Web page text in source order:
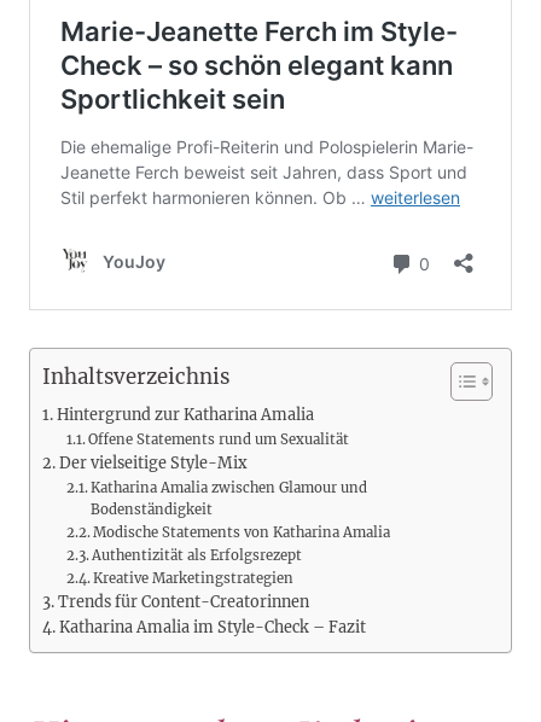
Inhaltsverzeichnis
Hintergrund zur Katharina Amalia
Offene Statements rund um Sexualität
Der vielseitige Style-Mix
Katharina Amalia zwischen Glamour und
Bodenständigkeit
Modische Statements von Katharina Amalia
Authentizität als Erfolgsrezept
Kreative Marketingstrategien
Trends für Content-Creatorinnen
Katharina Amalia im Style-Check – Fazit